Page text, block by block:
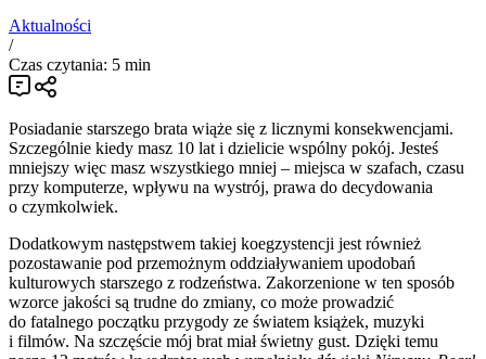
Aktualności
/
Czas czytania: 5 min
Posiadanie starszego brata wiąże się z licznymi konsekwencjami.
Szczególnie kiedy masz 10 lat i dzielicie wspólny pokój. Jesteś
mniejszy więc masz wszystkiego mniej – miejsca w szafach, czasu
przy komputerze, wpływu na wystrój, prawa do decydowania
o czymkolwiek.
Dodatkowym następstwem takiej koegzystencji jest również
pozostawanie pod przemożnym oddziaływaniem upodobań
kulturowych starszego z rodzeństwa. Zakorzenione w ten sposób
wzorce jakości są trudne do zmiany, co może prowadzić
do fatalnego początku przygody ze światem książek, muzyki
i filmów. Na szczęście mój brat miał świetny gust. Dzięki temu